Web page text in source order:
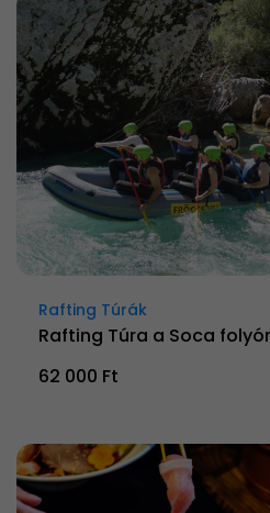
Rafting Túrák
Rafting Túra a Soca
62 000 Ft